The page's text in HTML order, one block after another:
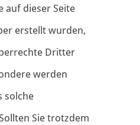
auf dieser Seite
erstellt wurden,
Dritter
werden
solche
Sie trotzdem